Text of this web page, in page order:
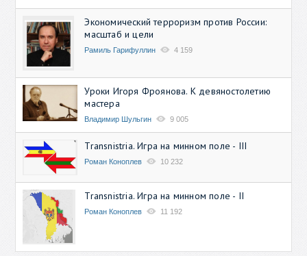
Экономический терроризм против России:
масштаб и цели
Рамиль Гарифуллин 4 159
Уроки Игоря Фроянова. К девяностолетию
мастера
Владимир Шульгин 9 005
Transnistria. Игра на минном поле - III
Роман Коноплев 10 232
Transnistria. Игра на минном поле - II
Роман Коноплев 11 192